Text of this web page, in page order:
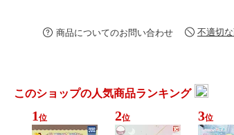
商品についてのお問い合わせ 不適切
このショップの人気商品ランキング
1 位 2位 3位